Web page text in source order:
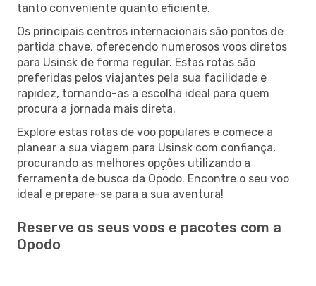
tanto conveniente quanto eficiente.
Os principais centros internacionais são pontos de
partida chave, oferecendo numerosos voos diretos
para Usinsk de forma regular. Estas rotas são
preferidas pelos viajantes pela sua facilidade e
rapidez, tornando-as a escolha ideal para quem
procura a jornada mais direta.
Explore estas rotas de voo populares e comece a
planear a sua viagem para Usinsk com confiança,
procurando as melhores opções utilizando a
ferramenta de busca da Opodo. Encontre o seu voo
ideal e prepare-se para a sua aventura!
Reserve os seus voos e pacotes com a
Opodo